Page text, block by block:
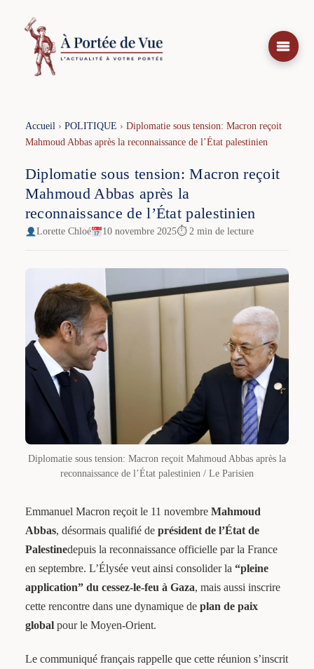
contenu
Accueil› POLITIQUE › Diplomatie sous tension: Macron reçoit
Mahmoud Abbas après la reconnaissance de l’État palestinien
Diplomatie sous tension: Macron reçoit
Mahmoud Abbas après la
reconnaissance de l’État palestinien
Lorette Chloé 10 novembre 2025⏱ 2 min de lecture
Diplomatie sous tension: Macron reçoit Mahmoud Abbas après la
reconnaissance de l’État palestinien / Le Parisien
Emmanuel Macron reçoit le 11 novembre Mahmoud
Abbas, désormais qualifié de président de l’État de
Palestinedepuis la reconnaissance officielle par la France
en septembre. L’Élysée veut ainsi consolider la “pleine
application” du cessez-le-feu à Gaza, mais aussi inscrire
cette rencontre dans une dynamique de plan de paix
globalpour le Moyen-Orient.
Le communiqué français rappelle que cette réunion s’inscrit